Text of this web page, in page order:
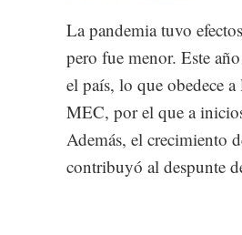
La pandemia tuvo
pero fue menor. Este
el país, lo que obedece
MEC, por el que a
Además, el crecimiento
contribuyó al despunte